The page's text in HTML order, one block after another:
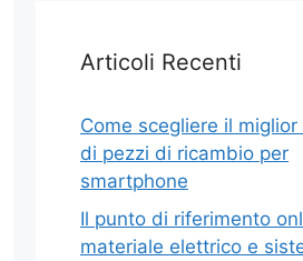
Articoli Recenti
Come scegliere il
di pezzi di ricambio per
smartphone
Il punto di riferimento
materiale elettrico e